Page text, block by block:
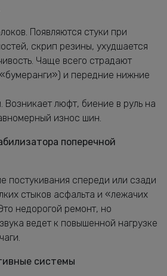
Появляются стуки при
скрип резины, ухудшается
Чаще всего страдают
и передние нижние
люфт, биение в руль на
износ шин.
поперечной
постукивания спереди или сзади
стыков асфальта и «лежачих
недорогой ремонт, но
ведет к повышенной нагрузке
системы